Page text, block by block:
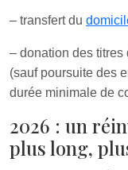
– transfert du
– donation des
(sauf poursuite des
durée minimale de
2026 : un
plus long,